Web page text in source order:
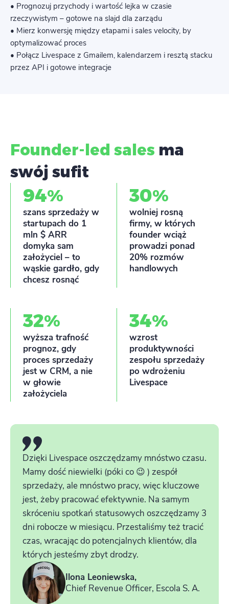
• Prognozuj przychody i wartość lejka w czasie
rzeczywistym – gotowe na slajd dla zarządu
• Mierz konwersję między etapami i sales velocity, by
optymalizować proces
• Połącz Livespace z Gmailem, kalendarzem i resztą stacku
przez API i gotowe integracje
Founder-led sales ma
swój sufit
94%
szans sprzedaży w
startupach do 1
mln $ ARR
domyka sam
założyciel – to
wąskie gardło, gdy
chcesz rosnąć
30%
wolniej rosną
firmy, w których
founder wciąż
prowadzi ponad
20% rozmów
handlowych
32%
wyższa trafność
prognoz, gdy
proces sprzedaży
jest w CRM, a nie
w głowie
założyciela
34%
wzrost
produktywności
zespołu sprzedaży
po wdrożeniu
Livespace
Dzięki Livespace oszczędzamy mnóstwo czasu.
Mamy dość niewielki (póki co 😉 ) zespół
sprzedaży, ale mnóstwo pracy, więc kluczowe
jest, żeby pracować efektywnie. Na samym
skróceniu spotkań statusowych oszczędzamy 3
dni robocze w miesiącu. Przestaliśmy też tracić
czas, wracając do potencjalnych klientów, dla
których jesteśmy zbyt drodzy.
Ilona Leoniewska,
Chief Revenue Officer, Escola S. A.